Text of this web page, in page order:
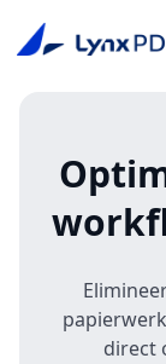
direct